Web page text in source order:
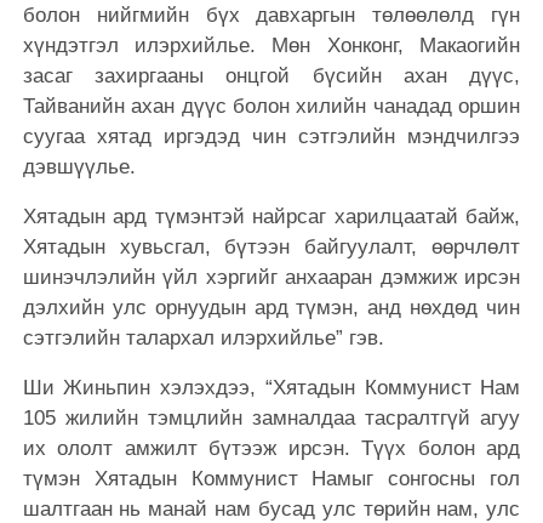
болон нийгмийн бүх давхаргын төлөөлөлд гүн
хүндэтгэл илэрхийлье. Мөн Хонконг, Макаогийн
засаг захиргааны онцгой бүсийн ахан дүүс,
Тайванийн ахан дүүс болон хилийн чанадад оршин
суугаа хятад иргэдэд чин сэтгэлийн мэндчилгээ
дэвшүүлье.
Хятадын ард түмэнтэй найрсаг харилцаатай байж,
Хятадын хувьсгал, бүтээн байгуулалт, өөрчлөлт
шинэчлэлийн үйл хэргийг анхааран дэмжиж ирсэн
дэлхийн улс орнуудын ард түмэн, анд нөхдөд чин
сэтгэлийн талархал илэрхийлье” гэв.
Ши Жиньпин хэлэхдээ, “Хятадын Коммунист Нам
105 жилийн тэмцлийн замналдаа тасралтгүй агуу
их ололт амжилт бүтээж ирсэн. Түүх болон ард
түмэн Хятадын Коммунист Намыг сонгосны гол
шалтгаан нь манай нам бусад улс төрийн нам, улс